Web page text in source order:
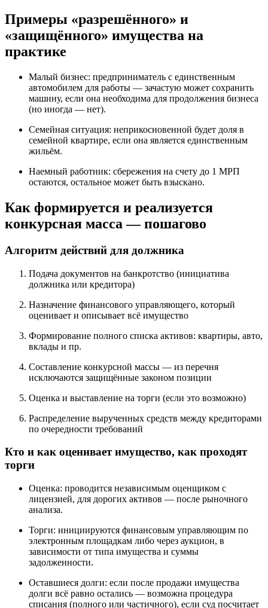
Примеры «разрешённого» и
«защищённого» имущества на
практике
Малый бизнес: предприниматель с единственным
автомобилем для работы — зачастую может сохранить
машину, если она необходима для продолжения бизнеса
(но иногда — нет).
Семейная ситуация: неприкосновенной будет доля в
семейной квартире, если она является единственным
жильём.
Наемный работник: сбережения на счету до 1 МРП
остаются, остальное может быть взыскано.
Как формируется и реализуется
конкурсная масса — пошагово
Алгоритм действий для должника
Подача документов на банкротство (инициатива
должника или кредитора)
Назначение финансового управляющего, который
оценивает и описывает всё имущество
Формирование полного списка активов: квартиры, авто,
вклады и пр.
Составление конкурсной массы — из перечня
исключаются защищённые законом позиции
Оценка и выставление на торги (если это возможно)
Распределение вырученных средств между кредиторами
по очередности требований
Кто и как оценивает имущество, как проходят
торги
Оценка: проводится независимым оценщиком с
лицензией, для дорогих активов — после рыночного
анализа.
Торги: инициируются финансовым управляющим по
электронным площадкам либо через аукцион, в
зависимости от типа имущества и суммы
задолженности.
Оставшиеся долги: если после продажи имущества
долги всё равно остались — возможна процедура
списания (полного или частичного), если суд посчитает